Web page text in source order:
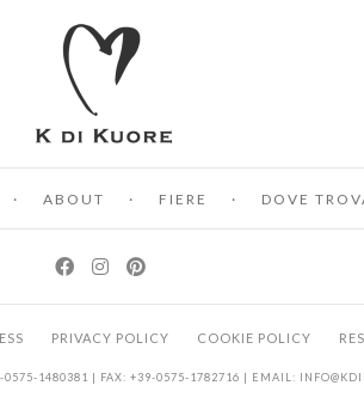
ABOUT FIERE DOVE
PRIVACY POLICY COOKIE POLICY
1480381 | FAX: +39-0575-1782716 | EMAIL: